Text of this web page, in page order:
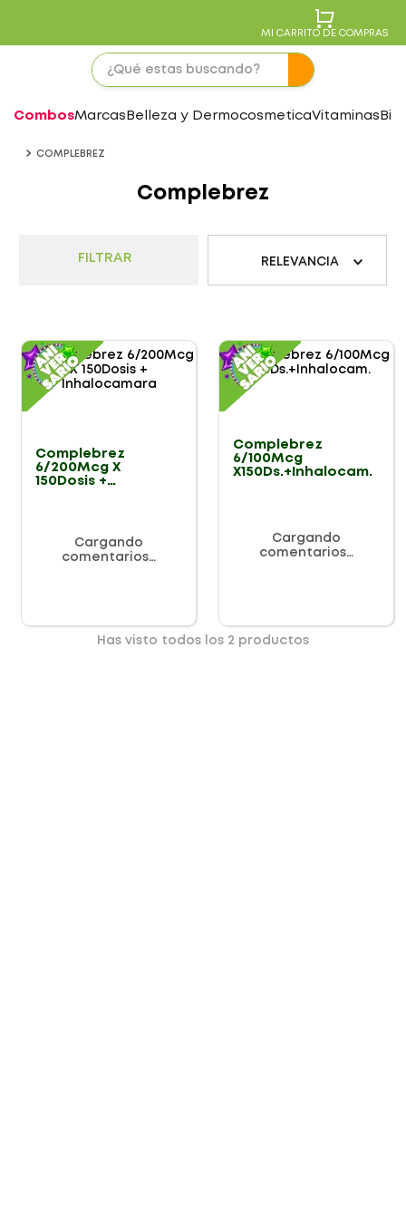
MI CARRITO DE COMPRAS
CombosMarcas Belleza y DermocosmeticaVitaminas
COMPLEBREZ
Complebrez
FILTRAR RELEVANCIA
Complebrez
6/200Mcg X
150Dosis +
Cargando
comentarios…
Complebrez
6/100Mcg
X150Ds.+Inhalocam.
Cargando
comentarios…
Has visto todos los 2 productos